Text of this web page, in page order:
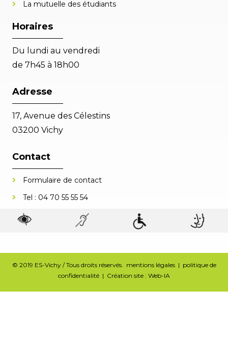
La mutuelle des étudiants
Horaires
Du lundi au vendredi
de 7h45 à 18h00
Adresse
17, Avenue des Célestins
03200 Vichy
Contact
Formulaire de contact
Tel : 04 70 55 55 54
© 2019 ES-Vichy / Tous droits réservés. mentions légales| politique de
confidentialité | Création site : Web-IA